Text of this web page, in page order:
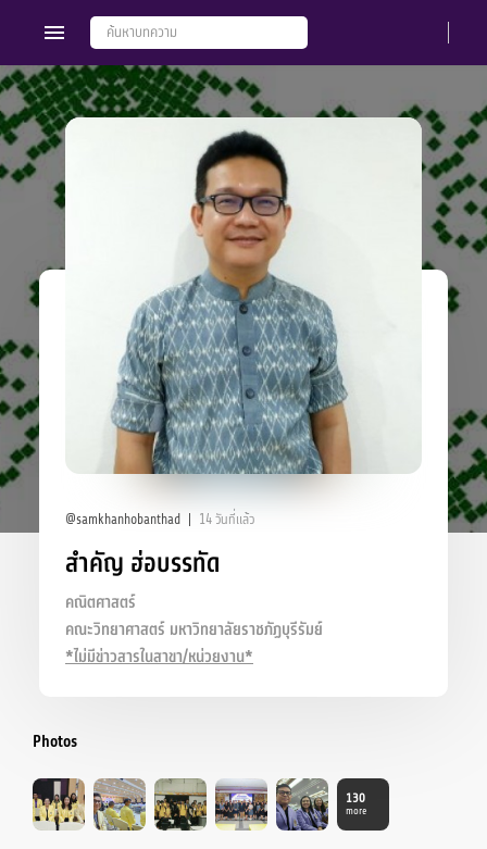
@samkhanhobanthad 14 วันที่แล้ว
สำคัญ ฮ่อบรรทัด
คณิตศาสตร์
คณะวิทยาศาสตร์ มหาวิทยาลัยราชภัฏบุรีรัมย์
*ไม่มีข่าวสารในสาขา/หน่วยงาน*
Photos
130
more
Members